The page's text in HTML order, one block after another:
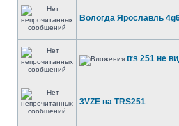
Вологда Ярославль
trs 251 не
3VZE на TRS251